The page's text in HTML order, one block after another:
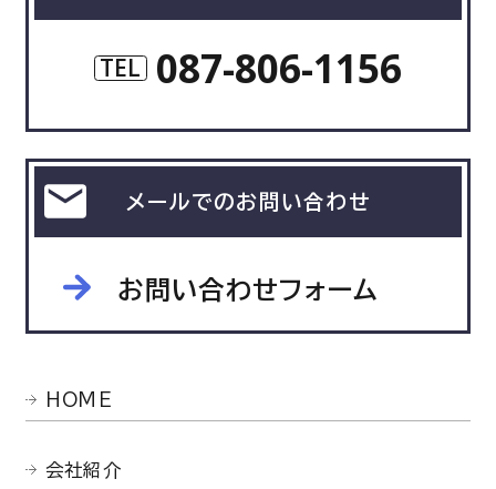
TEL 087-806-1156
メールでのお問い合わせ
お問い合わせフォーム
HOME
会社紹介